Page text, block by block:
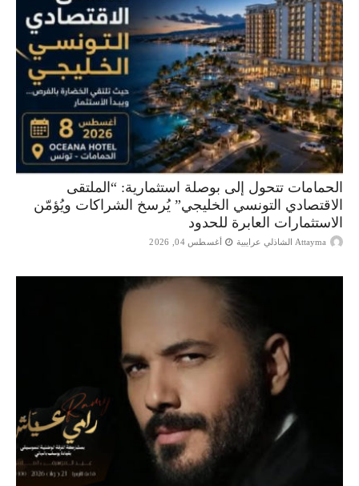
الحمامات تتحول إلى بوصلة استثمارية: “الملتقى
الاقتصادي التونسي الخليجي” يُرسخ الشراكات ويُؤمّن
الاستثمارات العابرة للحدود
Attayma الشاذلي عرايبية أغسطس 04, 2026